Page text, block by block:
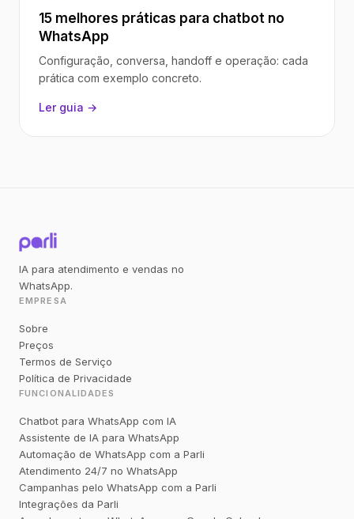
15 melhores práticas para chatbot no
WhatsApp
Configuração, conversa, handoff e operação: cada
prática com exemplo concreto.
Ler guia →
IA para atendimento e vendas no
WhatsApp.
EMPRESA
Sobre
Preços
Termos de Serviço
Política de Privacidade
FUNCIONALIDADES
Chatbot para WhatsApp com IA
Assistente de IA para WhatsApp
Automação de WhatsApp com a Parli
Atendimento 24/7 no WhatsApp
Campanhas pelo WhatsApp com a Parli
Integrações da Parli